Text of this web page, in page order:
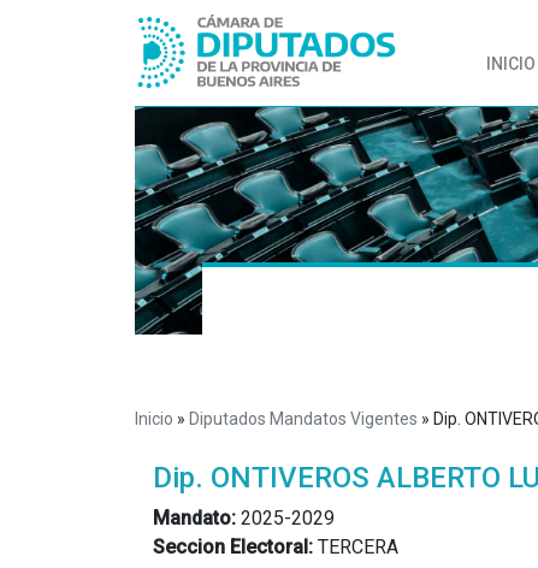
INICIO
Inicio » Diputados Mandatos Vigentes » Dip.
Dip. ONTIVEROS ALBERTO
Mandato: 2025-2029
Seccion Electoral: TERCERA